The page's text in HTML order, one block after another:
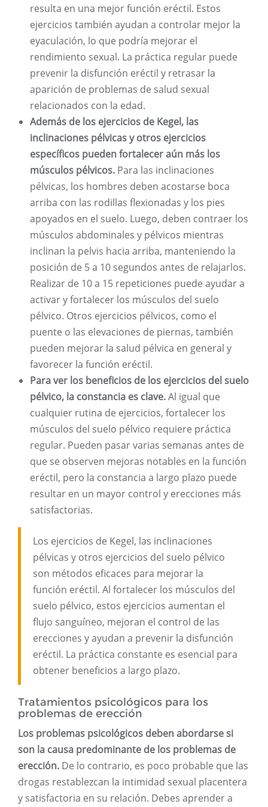
resulta en una mejor función eréctil. Estos
ejercicios también ayudan a controlar mejor la
eyaculación, lo que podría mejorar el
rendimiento sexual. La práctica regular puede
prevenir la disfunción eréctil y retrasar la
aparición de problemas de salud sexual
relacionados con la edad.
Además de los ejercicios de Kegel, las
inclinaciones pélvicas y otros ejercicios
específicos pueden fortalecer aún más los
músculos pélvicos. Para las inclinaciones
pélvicas, los hombres deben acostarse boca
arriba con las rodillas flexionadas y los pies
apoyados en el suelo. Luego, deben contraer los
músculos abdominales y pélvicos mientras
inclinan la pelvis hacia arriba, manteniendo la
posición de 5 a 10 segundos antes de relajarlos.
Realizar de 10 a 15 repeticiones puede ayudar a
activar y fortalecer los músculos del suelo
pélvico. Otros ejercicios pélvicos, como el
puente o las elevaciones de piernas, también
pueden mejorar la salud pélvica en general y
favorecer la función eréctil.
Para ver los beneficios de los ejercicios del suelo
pélvico, la constancia es clave.Al igual que
cualquier rutina de ejercicios, fortalecer los
músculos del suelo pélvico requiere práctica
regular. Pueden pasar varias semanas antes de
que se observen mejoras notables en la función
eréctil, pero la constancia a largo plazo puede
resultar en un mayor control y erecciones más
satisfactorias.
Los ejercicios de Kegel, las inclinaciones
pélvicas y otros ejercicios del suelo pélvico
son métodos eficaces para mejorar la
función eréctil. Al fortalecer los músculos del
suelo pélvico, estos ejercicios aumentan el
flujo sanguíneo, mejoran el control de las
erecciones y ayudan a prevenir la disfunción
eréctil. La práctica constante es esencial para
obtener beneficios a largo plazo.
Tratamientos psicológicos para los
problemas de erección
Los problemas psicológicos deben abordarse si
son la causa predominante de los problemas de
erección. De lo contrario, es poco probable que las
drogas restablezcan la intimidad sexual placentera
y satisfactoria en su relación. Debes aprender a